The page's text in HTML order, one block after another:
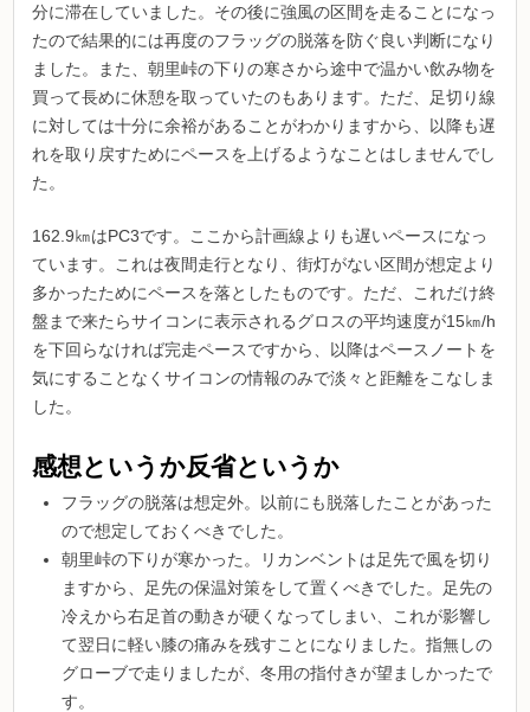
分に滞在していました。その後に強風の区間を走ることになっ
たので結果的には再度のフラッグの脱落を防ぐ良い判断になり
ました。また、朝里峠の下りの寒さから途中で温かい飲み物を
買って長めに休憩を取っていたのもあります。ただ、足切り線
に対しては十分に余裕があることがわかりますから、以降も遅
れを取り戻すためにペースを上げるようなことはしませんでし
た。
162.9㎞はPC3です。ここから計画線よりも遅いペースになっ
ています。これは夜間走行となり、街灯がない区間が想定より
多かったためにペースを落としたものです。ただ、これだけ終
盤まで来たらサイコンに表示されるグロスの平均速度が15㎞/h
を下回らなければ完走ペースですから、以降はペースノートを
気にすることなくサイコンの情報のみで淡々と距離をこなしま
した。
感想というか反省というか
フラッグの脱落は想定外。以前にも脱落したことがあった
ので想定しておくべきでした。
朝里峠の下りが寒かった。リカンベントは足先で風を切り
ますから、足先の保温対策をして置くべきでした。足先の
冷えから右足首の動きが硬くなってしまい、これが影響し
て翌日に軽い膝の痛みを残すことになりました。指無しの
グローブで走りましたが、冬用の指付きが望ましかったで
す。